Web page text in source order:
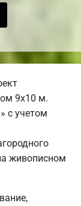
9х10 м.
с учетом
живописном